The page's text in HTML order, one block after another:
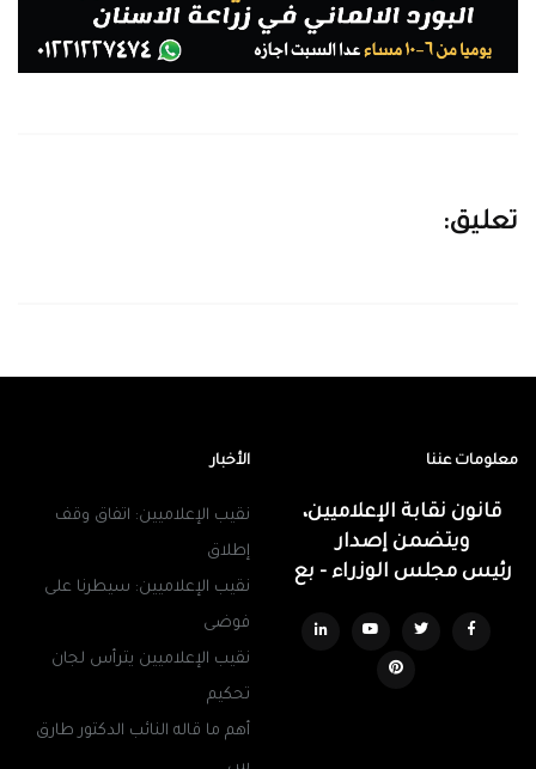
تعليق:
معلومات عننا
قانون نقابة الإعلاميين،
ويتضمن إصدار
رئيس مجلس الوزراء - بع
الأخبار
نقيب الإعلاميين: اتفاق وقف
إطلاق
نقيب الإعلاميين: سيطرنا على
فوضى
نقيب الإعلاميين يترأس لجان
تحكيم
أهم ما قاله النائب الدكتور طارق